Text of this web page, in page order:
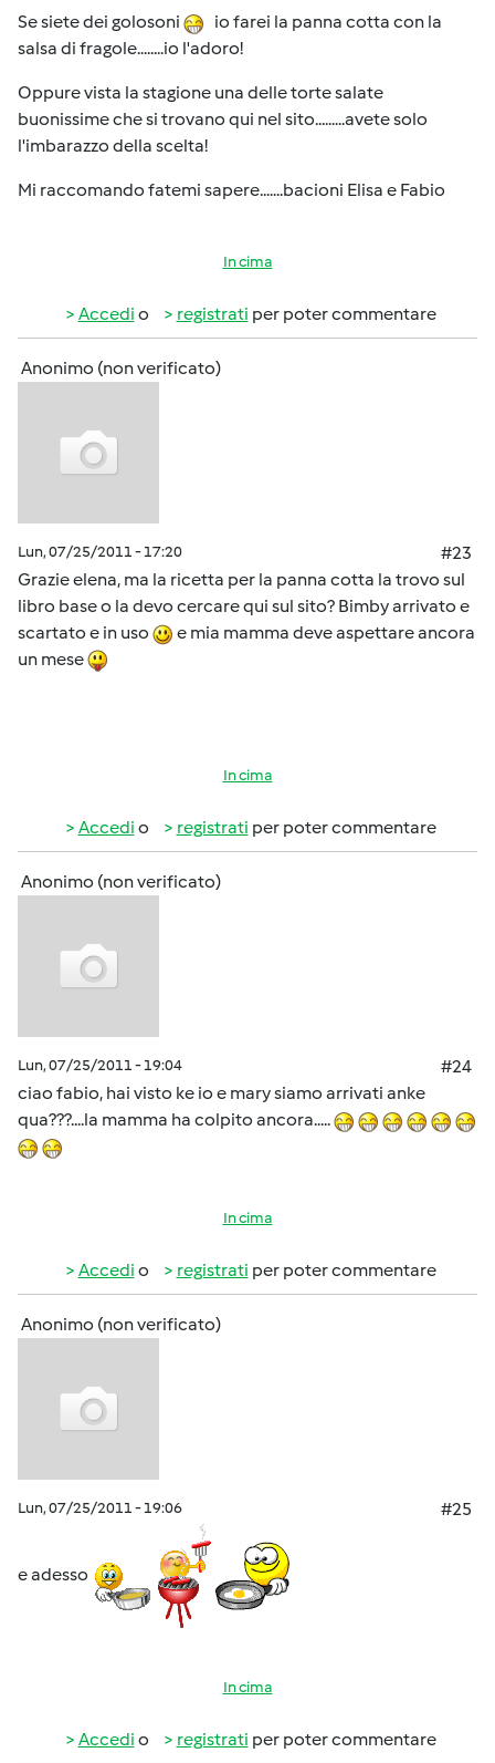
Se siete dei golosoni
io farei la panna cotta con la
salsa di fragole........io l'adoro!
Oppure vista la stagione una delle torte salate
buonissime che si trovano qui nel sito.........avete solo
l'imbarazzo della scelta!
Mi raccomando fatemi sapere.......bacioni Elisa e Fabio
In cima
Accedi o registrati per poter commentare
Anonimo (non verificato)
Lun, 07/25/2011 - 17:20
#23
Grazie elena, ma la ricetta per la panna cotta la trovo sul
libro base o la devo cercare qui sul sito? Bimby arrivato e
scartato e in uso
e mia mamma deve aspettare ancora
un mese
In cima
Accedi o registrati per poter commentare
Anonimo (non verificato)
Lun, 07/25/2011 - 19:04
#24
ciao fabio, hai visto ke io e mary siamo arrivati anke
qua???....la mamma ha colpito ancora.....
In cima
Accedi o registrati per poter commentare
Anonimo (non verificato)
Lun, 07/25/2011 - 19:06 #25
e adesso
In cima
Accedi o registrati per poter commentare